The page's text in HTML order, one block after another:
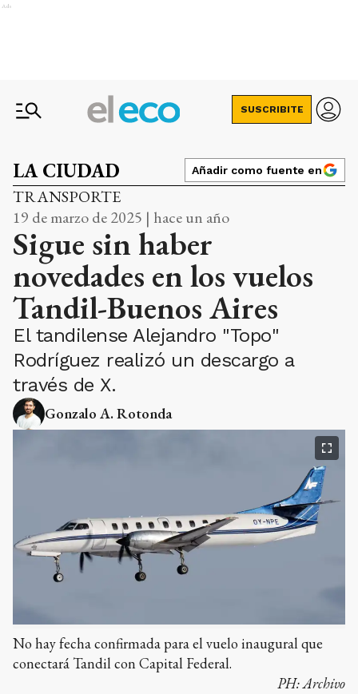
Ads
SUSCRIBITE
LA CIUDAD Añadir como fuente en
TRANSPORTE
19 de marzo de 2025 | hace un año
Sigue sin haber
novedades en los vuelos
Tandil-Buenos Aires
El tandilense Alejandro "Topo"
Rodríguez realizó un descargo a
través de X.
Gonzalo A. Rotonda
No hay fecha confirmada para el vuelo inaugural que
conectará Tandil con Capital Federal.
PH:Archivo